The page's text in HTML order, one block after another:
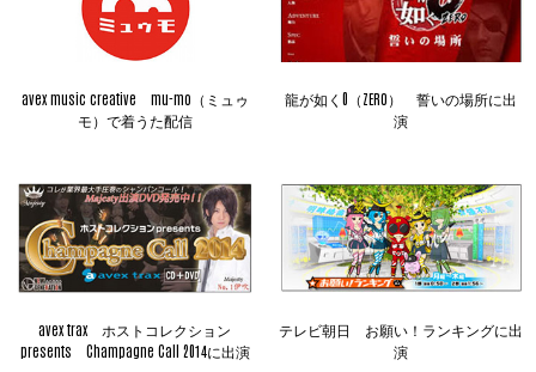
avex music creative mu-mo（ミュゥ
モ）で着うた配信
龍が如く0（ZERO） 誓いの場所に出
演
avex trax ホストコレクション
presents Champagne Call 2014に出演
テレビ朝日 お願い！ランキングに出
演